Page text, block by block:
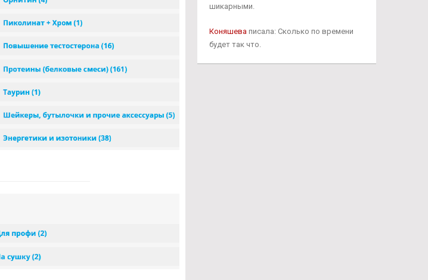
шикарными.
Коняшеваписала: Сколько по времени
будет так что.